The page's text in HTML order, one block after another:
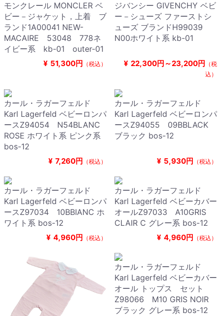
モンクレール MONCLER ベ
ビー－ジャケット，上着 ブ
ランド1A00041 NEW-
MACAIRE 53048 778ネ
イビー系 kb-01 outer-01
¥ 51,300円 （税込）
ジバンシー GIVENCHY ベビ
ー－シューズ ファーストシ
ューズ ブランドH99039
N00ホワイト系 kb-01
¥ 22,300円～23,200円 （税
込）
カール・ラガーフェルド
Karl Lagerfeld ベビーロンパ
ースZ94054 N54BLANC
ROSE ホワイト系 ピンク系
bos-12
¥ 7,260円 （税込）
カール・ラガーフェルド
Karl Lagerfeld ベビーロンパ
ースZ94055 09BBLACK
ブラック bos-12
¥ 5,930円 （税込）
カール・ラガーフェルド
Karl Lagerfeld ベビーロンパ
ースZ97034 10BBIANC ホ
ワイト系 bos-12
¥ 4,960円 （税込）
カール・ラガーフェルド
Karl Lagerfeld ベビーカバー
オールZ97033 A10GRIS
CLAIR C グレー系 bos-12
¥ 4,960円 （税込）
カール・ラガーフェルド
Karl Lagerfeld ベビーカバー
オール トップス セット
Z98066 M10 GRIS NOIR
ブラック グレー系 bos-12